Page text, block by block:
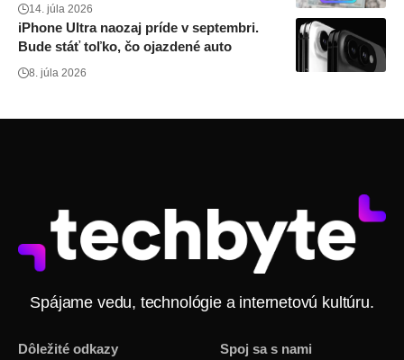
14. júla 2026
iPhone Ultra naozaj príde v septembri.
Bude stáť toľko, čo ojazdené auto
8. júla 2026
Spájame vedu, technológie a internetovú kultúru.
Dôležité odkazy Spoj sa s nami